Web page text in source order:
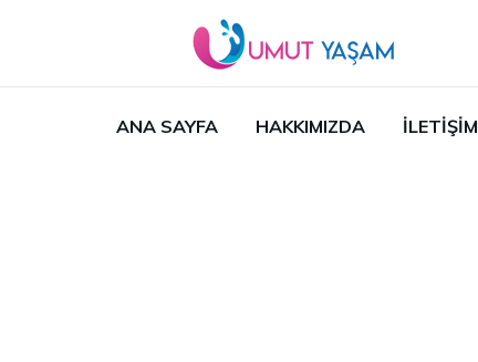
ANA SAYFA HAKKIMIZDA İLETIŞIM